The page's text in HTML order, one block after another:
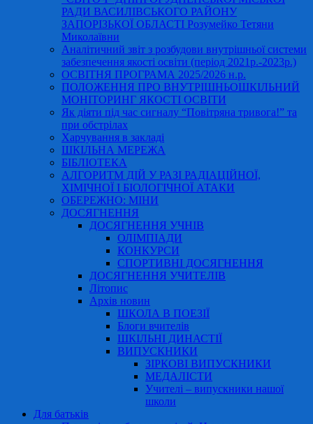
РАДИ ВАСИЛІВСЬКОГО РАЙОНУ
ЗАПОРІЗЬКОЇ ОБЛАСТІ Розумейко Тетяни
Миколаївни
Аналітичний звіт з розбудови внутрішньої системи
забезпечення якості освіти (період 2021р.-2023р.)
ОСВІТНЯ ПРОГРАМА 2025/2026 н.р.
ПОЛОЖЕННЯ ПРО ВНУТРІШНЬОШКІЛЬНИЙ
МОНІТОРИНГ ЯКОСТІ ОСВІТИ
Як діяти під час сигналу “Повітряна тривога!” та
при обстрілах
Харчування в закладі
ШКІЛЬНА МЕРЕЖА
БІБЛІОТЕКА
АЛГОРИТМ ДІЙ У РАЗІ РАДІАЦІЙНОЇ,
ХІМІЧНОЇ І БІОЛОГІЧНОЇ АТАКИ
ОБЕРЕЖНО: МІНИ
ДОСЯГНЕННЯ
ДОСЯГНЕННЯ УЧНІВ
ОЛІМПІАДИ
КОНКУРСИ
СПОРТИВНІ ДОСЯГНЕННЯ
ДОСЯГНЕННЯ УЧИТЕЛІВ
Літопис
Архів новин
ШКОЛА В ПОЕЗІЇ
Блоги вчителів
ШКІЛЬНІ ДИНАСТІЇ
ВИПУСКНИКИ
ЗІРКОВІ ВИПУСКНИКИ
МЕДАЛІСТИ
Учителі – випускники нашої
школи
Для батьків